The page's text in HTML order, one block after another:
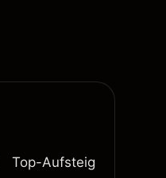
Top-Aufsteiger